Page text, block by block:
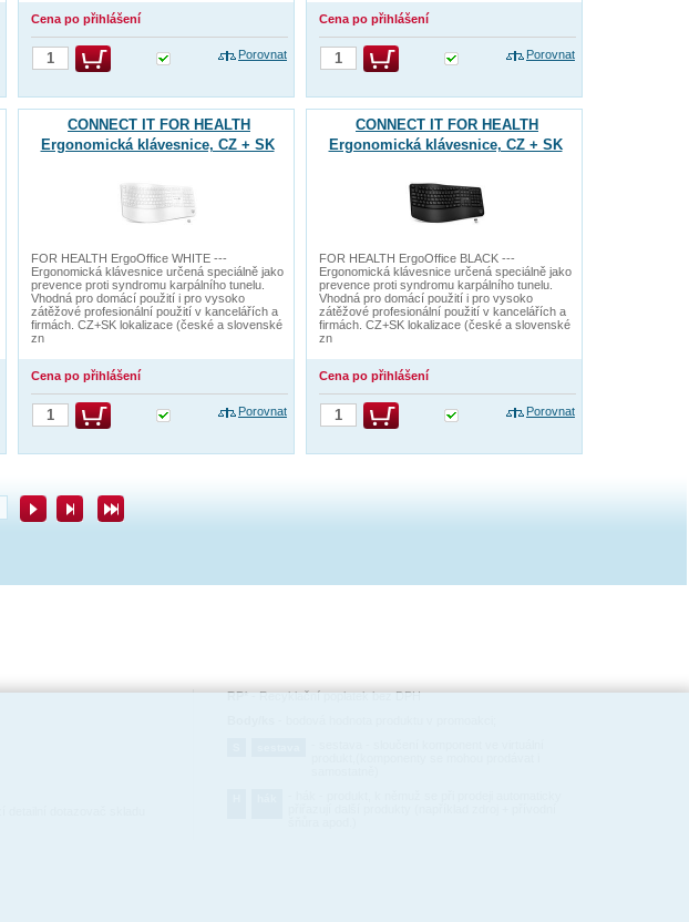
Cena po přihlášení
Porovnat
Cena po přihlášení
Porovnat
CONNECT IT FOR HEALTH
Ergonomická klávesnice, CZ + SK
FOR HEALTH ErgoOffice WHITE ---
Ergonomická klávesnice určená speciálně jako
prevence proti syndromu karpálního tunelu.
Vhodná pro domácí použití i pro vysoko
zátěžové profesionální použití v kancelářích a
firmách. CZ+SK lokalizace (české a slovenské
zn
Cena po přihlášení
Porovnat
CONNECT IT FOR HEALTH
Ergonomická klávesnice, CZ + SK
FOR HEALTH ErgoOffice BLACK ---
Ergonomická klávesnice určená speciálně jako
prevence proti syndromu karpálního tunelu.
Vhodná pro domácí použití i pro vysoko
zátěžové profesionální použití v kancelářích a
firmách. CZ+SK lokalizace (české a slovenské
zn
Cena po přihlášení
Porovnat
RP*-Recyklační poplatek bez DPH